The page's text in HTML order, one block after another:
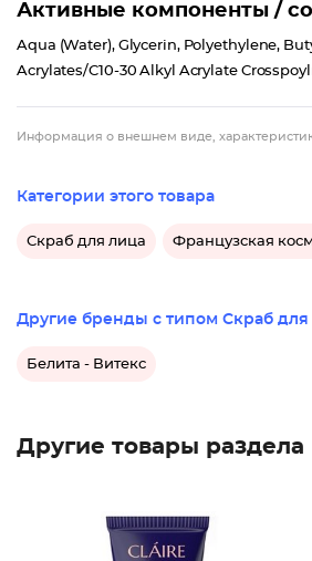
Активные компоненты /
Aqua (Water), Glycerin, Polyethylene,
Acrylates/C10-30 Alkyl Acrylate
Информация о внешнем виде,
Категории этого товара
Скраб для лица Французская
Другие бренды с типом Скраб для
Белита - Витекс
Другие товары раздела